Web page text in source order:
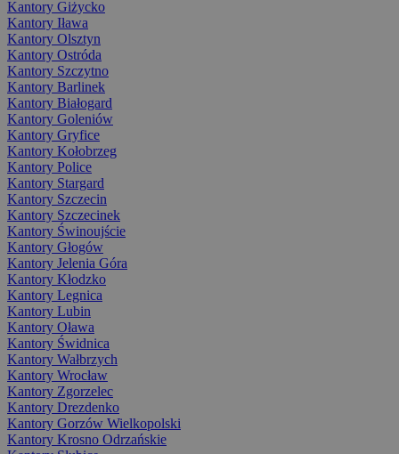
Kantory Giżycko
Kantory Iława
Kantory Olsztyn
Kantory Ostróda
Kantory Szczytno
Kantory Barlinek
Kantory Białogard
Kantory Goleniów
Kantory Gryfice
Kantory Kołobrzeg
Kantory Police
Kantory Stargard
Kantory Szczecin
Kantory Szczecinek
Kantory Świnoujście
Kantory Głogów
Kantory Jelenia Góra
Kantory Kłodzko
Kantory Legnica
Kantory Lubin
Kantory Oława
Kantory Świdnica
Kantory Wałbrzych
Kantory Wrocław
Kantory Zgorzelec
Kantory Drezdenko
Kantory Gorzów Wielkopolski
Kantory Krosno Odrzańskie